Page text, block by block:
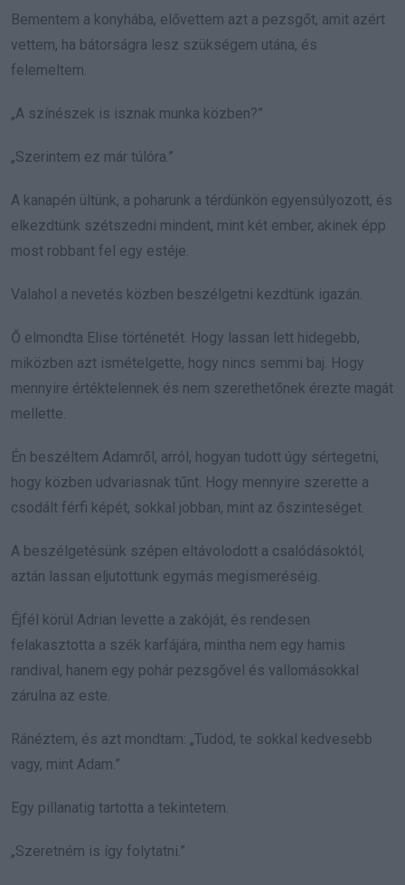
Bementem a konyhába, elővettem azt a pezsgőt, amit azért
vettem, ha bátorságra lesz szükségem utána, és
felemeltem.
„A színészek is isznak munka közben?”
„Szerintem ez már túlóra.”
A kanapén ültünk, a poharunk a térdünkön egyensúlyozott, és
elkezdtünk szétszedni mindent, mint két ember, akinek épp
most robbant fel egy estéje.
Valahol a nevetés közben beszélgetni kezdtünk igazán.
Ő elmondta Elise történetét. Hogy lassan lett hidegebb,
miközben azt ismételgette, hogy nincs semmi baj. Hogy
mennyire értéktelennek és nem szerethetőnek érezte magát
mellette.
Én beszéltem Adamről, arról, hogyan tudott úgy sértegetni,
hogy közben udvariasnak tűnt. Hogy mennyire szerette a
csodált férfi képét, sokkal jobban, mint az őszinteséget.
A beszélgetésünk szépen eltávolodott a csalódásoktól,
aztán lassan eljutottunk egymás megismeréséig.
Éjfél körül Adrian levette a zakóját, és rendesen
felakasztotta a szék karfájára, mintha nem egy hamis
randival, hanem egy pohár pezsgővel és vallomásokkal
zárulna az este.
Ránéztem, és azt mondtam: „Tudod, te sokkal kedvesebb
vagy, mint Adam.”
Egy pillanatig tartotta a tekintetem.
„Szeretném is így folytatni.”